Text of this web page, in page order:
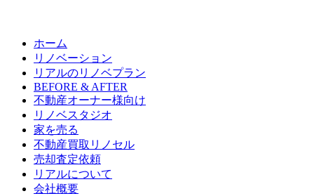
ホーム
リノベーション
リアルのリノベプラン
BEFORE & AFTER
不動産オーナー様向け
リノベスタジオ
家を売る
不動産買取リノセル
売却査定依頼
リアルについて
会社概要